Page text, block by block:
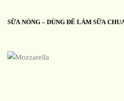
SỮA NÓNG – DÙNG ĐỂ LÀM SỮA